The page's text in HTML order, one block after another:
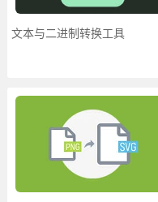
文本与二进制转换工具